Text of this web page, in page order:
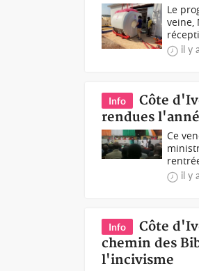
Le
veine,
il y
Info
Côte
rendues
Ce
il y
Info
Côte
chemin des
l'incivisme